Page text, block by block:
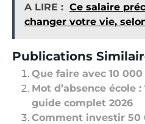
A LIRE : Ce salaire
changer votre vie,
Publications
Que faire avec 10
Mot d’absence école
guide complet 2026
Comment investir 50